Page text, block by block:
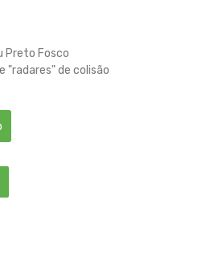
Preto Fosco
"radares" de colisão